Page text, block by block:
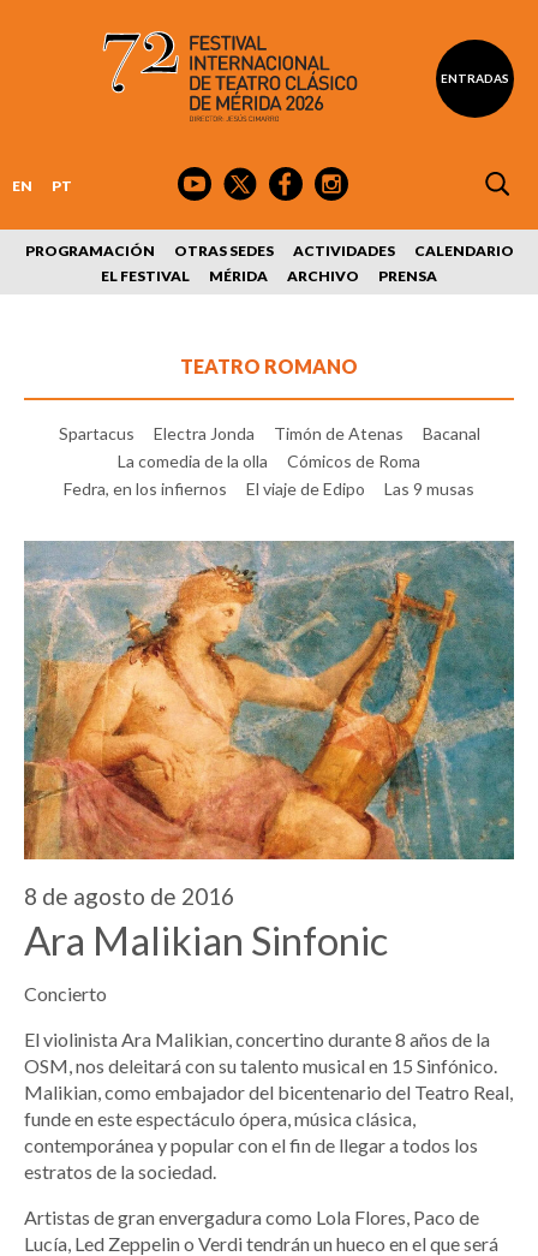
ENTRADAS
EN PT
PROGRAMACIÓN OTRAS SEDES ACTIVIDADES
CALENDARIO
EL FESTIVAL
MÉRIDA ARCHIVO PRENSA
TEATRO ROMANO
Spartacus Electra Jonda Timón de Atenas
Bacanal
La comedia de la olla
Cómicos de Roma
Fedra, en los infiernos
El viaje de Edipo Las 9 musas
8 de agosto de 2016
Ara Malikian Sinfonic
Concierto
El violinista Ara Malikian, concertino durante 8 años de la
OSM, nos deleitará con su talento musical en 15 Sinfónico.
Malikian, como embajador del bicentenario del Teatro Real,
funde en este espectáculo ópera, música clásica,
contemporánea y popular con el fin de llegar a todos los
estratos de la sociedad.
Artistas de gran envergadura como Lola Flores, Paco de
Lucía, Led Zeppelin o Verdi tendrán un hueco en el que será